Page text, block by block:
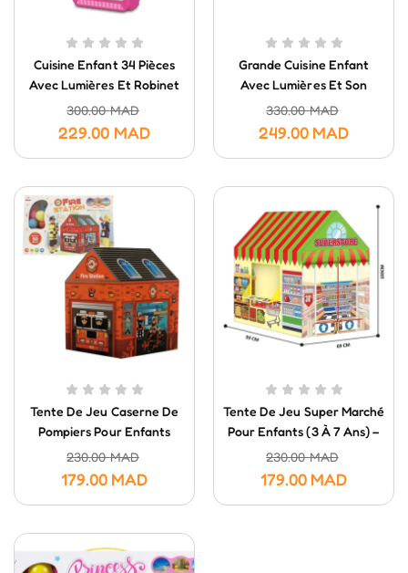
Cuisine Enfant 34 Pièces
Avec Lumières Et Robinet
À Eau Fonctionnel
300.00MAD
229.00 MAD
Grande Cuisine Enfant
Avec Lumières Et Son
330.00MAD
249.00 MAD
Tente De Jeu Caserne De
Pompiers Pour Enfants
Avec 50 Balles Colorées
230.00MAD
179.00 MAD
Tente De Jeu Super Marché
Pour Enfants (3 À 7 Ans) –
Maison De Jeu Role Play
230.00MAD
179.00 MAD